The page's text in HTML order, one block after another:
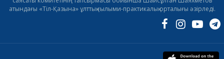
атындағы «Тіл-Қазына» ұлттық ғылыми-практикалық орталығы әзірледі.